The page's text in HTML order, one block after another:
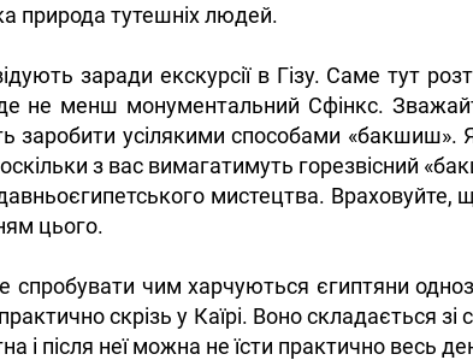
природа тутешніх людей.
заради екскурсії в Гізу. Саме тут
не менш монументальний Сфінкс.
заробити усілякими способами
з вас вимагатимуть горезвісний
мистецтва.
цього.
спробувати чим харчуються єгиптяни
скрізь у Каїрі. Воно складається зі
і після неї можна не їсти практично весь